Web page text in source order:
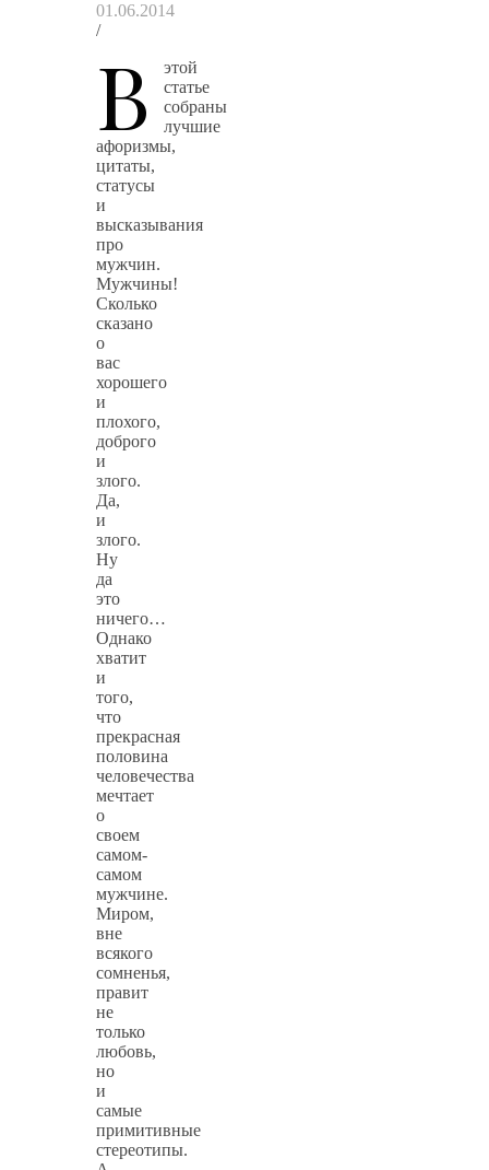
01.06.2014
/
В
этой
статье
собраны
лучшие
афоризмы,
цитаты,
статусы
и
высказывания
про
мужчин.
Мужчины!
Сколько
сказано
о
вас
хорошего
и
плохого,
доброго
и
злого.
Да,
и
злого.
Ну
да
это
ничего…
Однако
хватит
и
того,
что
прекрасная
половина
человечества
мечтает
о
своем
самом-
самом
мужчине.
Миром,
вне
всякого
сомненья,
правит
не
только
любовь,
но
и
самые
примитивные
стереотипы.